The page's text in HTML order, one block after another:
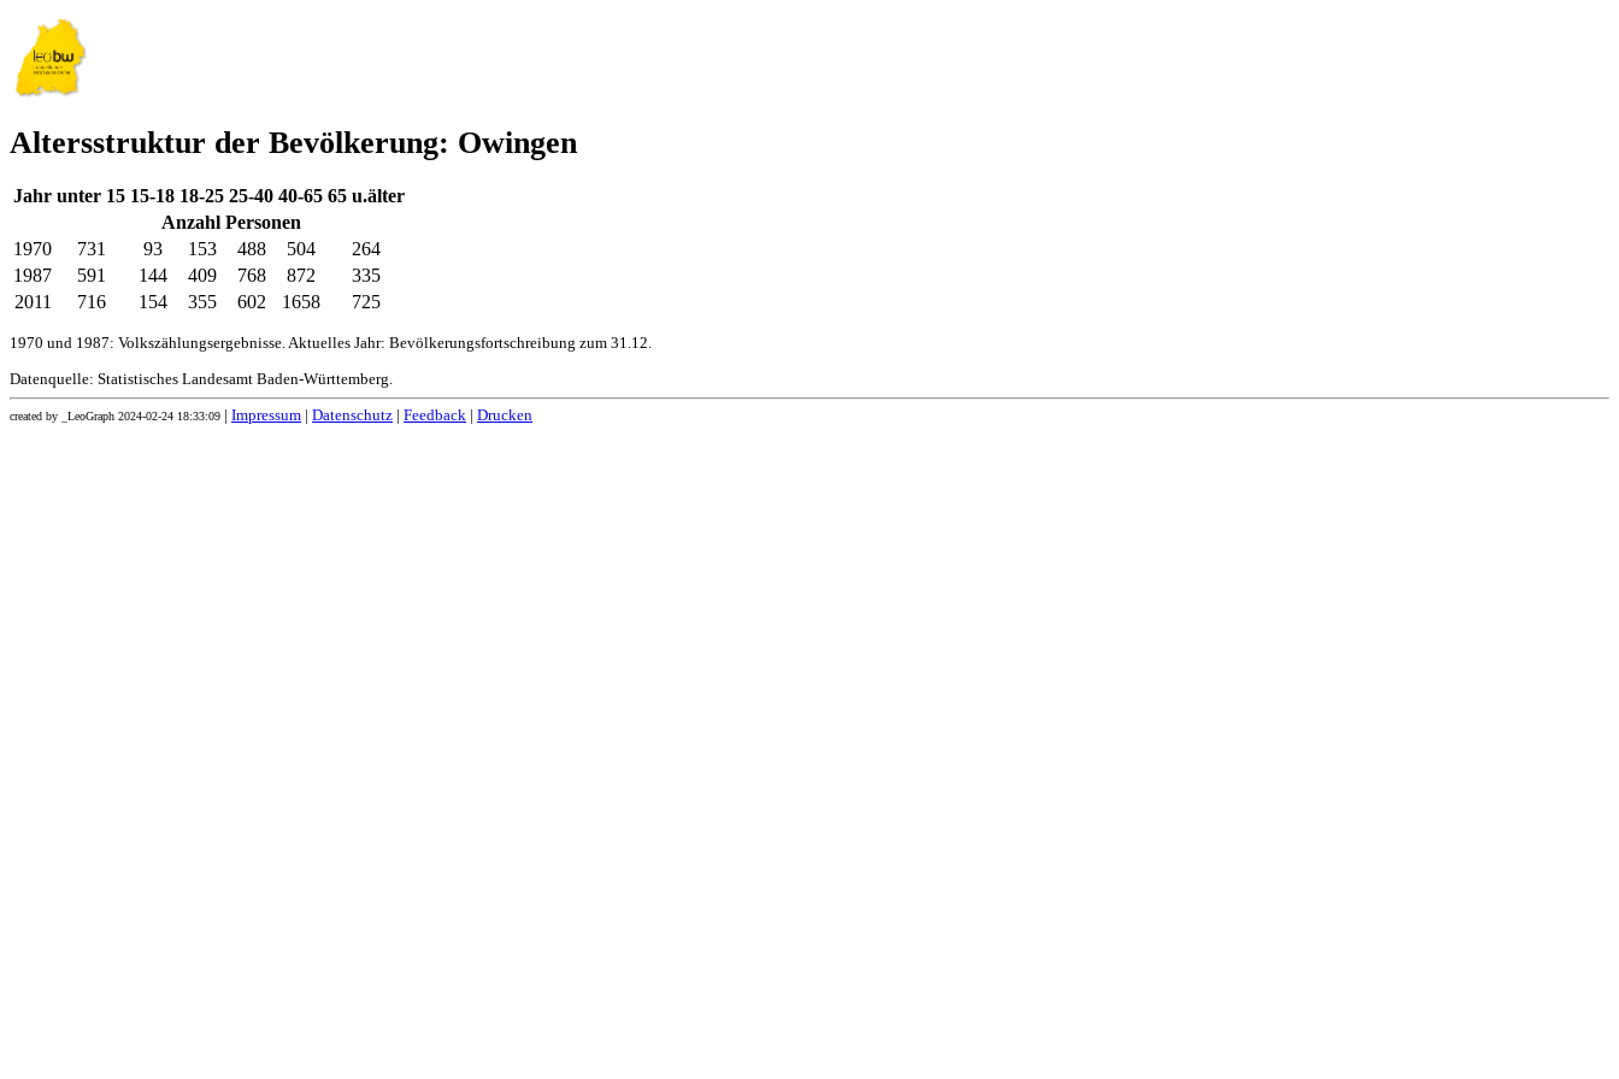
Altersstruktur der Bevölkerung: Owingen
Jahr unter 15 15-18 18-25 25-40 40-65 65 u.älter
Anzahl Personen
1970
731 93 153 488 504
264
1987
591 144 409 768 872
335
2011
716 154 355 602 1658 725
1970 und 1987: Volkszählungsergebnisse. Aktuelles Jahr: Bevölkerungsfortschreibung zum 31.12.
Datenquelle: Statistisches Landesamt Baden-Württemberg.
created by _LeoGraph 2024-02-24 18:33:09 Impressum Datenschutz Feedback Drucken